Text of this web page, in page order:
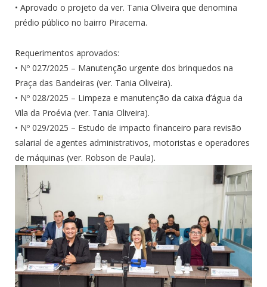
• Aprovado o projeto da ver. Tania Oliveira que denomina
prédio público no bairro Piracema.
Requerimentos aprovados:
• Nº 027/2025 – Manutenção urgente dos brinquedos na
Praça das Bandeiras (ver. Tania Oliveira).
• Nº 028/2025 – Limpeza e manutenção da caixa d’água da
Vila da Proévia (ver. Tania Oliveira).
• Nº 029/2025 – Estudo de impacto financeiro para revisão
salarial de agentes administrativos, motoristas e operadores
de máquinas (ver. Robson de Paula).